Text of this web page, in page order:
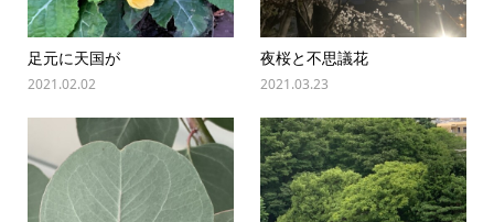
足元に天国が
2021.02.02
夜桜と不思議花
2021.03.23